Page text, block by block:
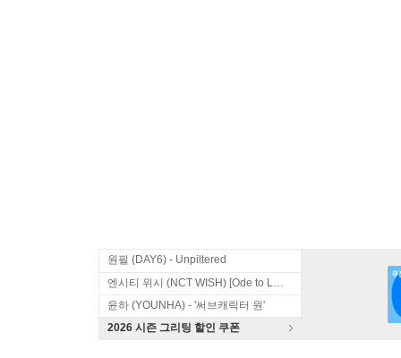
원필 (DAY6) - Unpiltered
엔시티 위시 (NCT WISH) [Ode to Love]
윤하 (YOUNHA) - '써브캐릭터 원'
2026 시즌 그리팅 할인 쿠폰